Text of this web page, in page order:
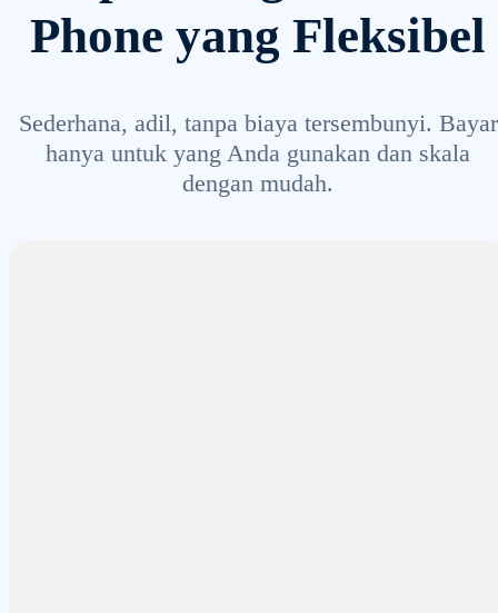
Phone yang Fleksibel
Sederhana, adil, tanpa biaya tersembunyi. Bayar
hanya untuk yang Anda gunakan dan skala
dengan mudah.